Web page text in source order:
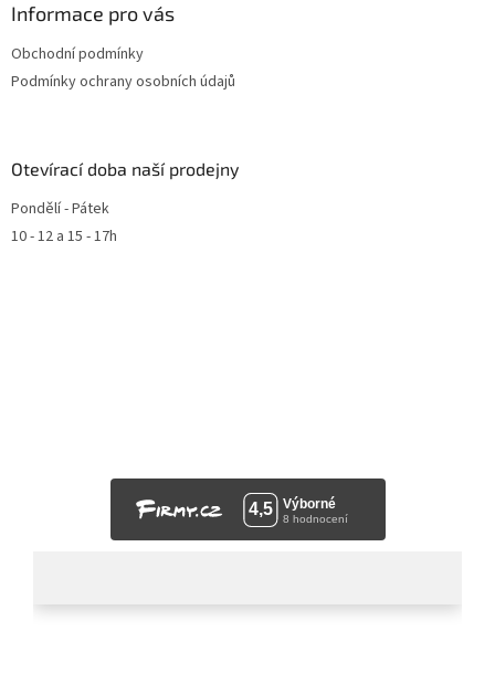
Informace pro vás
Obchodní podmínky
Podmínky ochrany osobních údajů
Otevírací doba naší prodejny
Pondělí - Pátek
10 - 12 a 15 - 17h